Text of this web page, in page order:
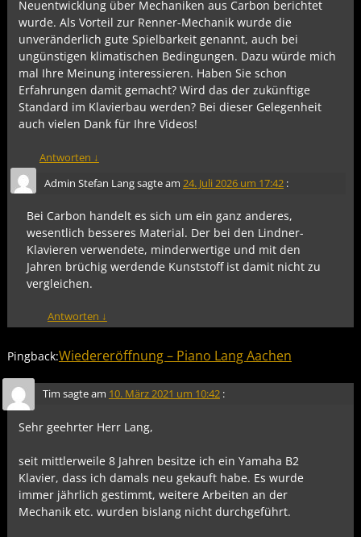
Neuentwicklung über Mechaniken aus Carbon berichtet
wurde. Als Vorteil zur Renner-Mechanik wurde die
unveränderlich gute Spielbarkeit genannt, auch bei
ungünstigen klimatischen Bedingungen. Dazu würde mich
mal Ihre Meinung interessieren. Haben Sie schon
Erfahrungen damit gemacht? Wird das der zukünftige
Standard im Klavierbau werden? Bei dieser Gelegenheit
auch vielen Dank für Ihre Videos!
Antworten ↓
Admin Stefan Langsagte am 24. Juli 2026 um 17:42 :
Bei Carbon handelt es sich um ein ganz anderes,
wesentlich besseres Material. Der bei den Lindner-
Klavieren verwendete, minderwertige und mit den
Jahren brüchig werdende Kunststoff ist damit nicht zu
vergleichen.
Antworten ↓
Pingback:Wiedereröffnung – Piano Lang Aachen
Tim sagte am 10. März 2021 um 10:42 :
Sehr geehrter Herr Lang,
seit mittlerweile 8 Jahren besitze ich ein Yamaha B2
Klavier, dass ich damals neu gekauft habe. Es wurde
immer jährlich gestimmt, weitere Arbeiten an der
Mechanik etc. wurden bislang nicht durchgeführt.